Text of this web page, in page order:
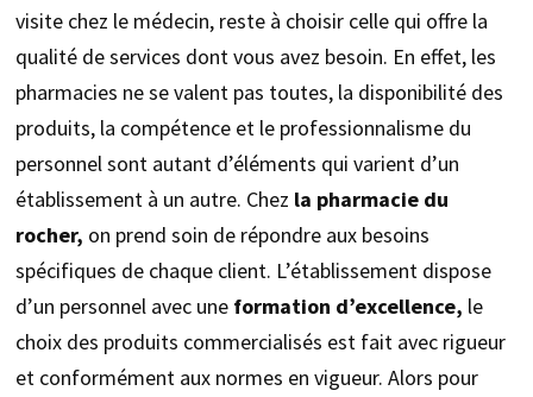
visite chez le médecin, reste à choisir celle qui offre la
qualité de services dont vous avez besoin. En effet, les
pharmacies ne se valent pas toutes, la disponibilité des
produits, la compétence et le professionnalisme du
personnel sont autant d’éléments qui varient d’un
établissement à un autre. Chez la pharmacie du
rocher, on prend soin de répondre aux besoins
spécifiques de chaque client. L’établissement dispose
d’un personnel avec une formation d’excellence, le
choix des produits commercialisés est fait avec rigueur
et conformément aux normes en vigueur. Alors pour